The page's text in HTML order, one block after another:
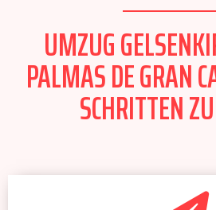
UMZUG
PALMAS DE GRAN
SCHRITTEN